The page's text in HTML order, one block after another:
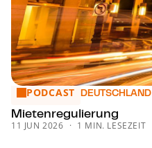
Mie­ten­re­gu­lie­rung
PODCAST DEUTSCHLAND
Mie­ten­re­gu­lie­rung
11 JUN 2026 1 MIN. LESEZEIT